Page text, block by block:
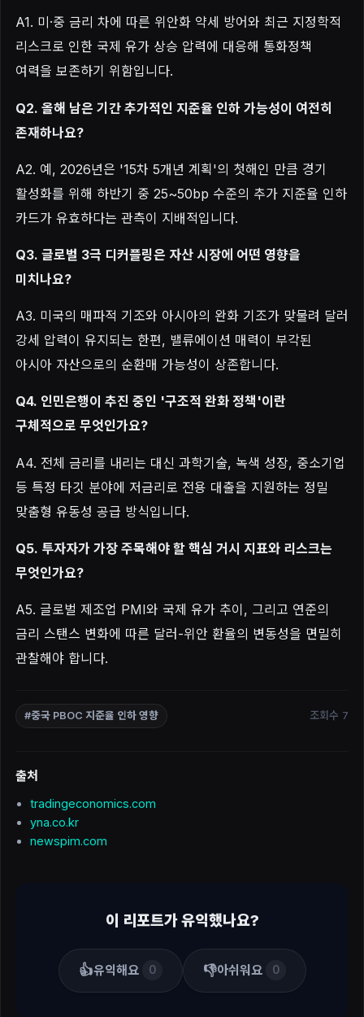
A1. 미·중 금리 차에 따른 위안화 약세 방어와 최근 지정학적
리스크로 인한 국제 유가 상승 압력에 대응해 통화정책
여력을 보존하기 위함입니다.
Q2. 올해 남은 기간 추가적인 지준율 인하 가능성이 여전히
존재하나요?
A2. 예, 2026년은 '15차 5개년 계획'의 첫해인 만큼 경기
활성화를 위해 하반기 중 25~50bp 수준의 추가 지준율 인하
카드가 유효하다는 관측이 지배적입니다.
Q3. 글로벌 3극 디커플링은 자산 시장에 어떤 영향을
미치나요?
A3. 미국의 매파적 기조와 아시아의 완화 기조가 맞물려 달러
강세 압력이 유지되는 한편, 밸류에이션 매력이 부각된
아시아 자산으로의 순환매 가능성이 상존합니다.
Q4. 인민은행이 추진 중인 '구조적 완화 정책'이란
구체적으로 무엇인가요?
A4. 전체 금리를 내리는 대신 과학기술, 녹색 성장, 중소기업
등 특정 타깃 분야에 저금리로 전용 대출을 지원하는 정밀
맞춤형 유동성 공급 방식입니다.
Q5. 투자자가 가장 주목해야 할 핵심 거시 지표와 리스크는
무엇인가요?
A5. 글로벌 제조업 PMI와 국제 유가 추이, 그리고 연준의
금리 스탠스 변화에 따른 달러-위안 환율의 변동성을 면밀히
관찰해야 합니다.
#중국 PBOC 지준율 인하 영향 조회수 7
출처
tradingeconomics.com
yna.co.kr
newspim.com
이 리포트가 유익했나요?
👍유익해요 0 👎아쉬워요 0